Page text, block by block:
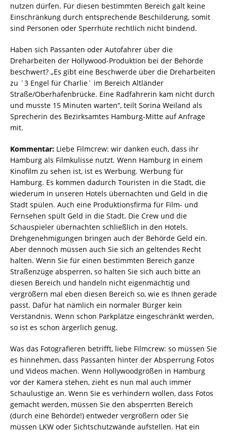
nutzen dürfen. Für diesen bestimmten Bereich galt keine
Einschränkung durch entsprechende Beschilderung, somit
sind Personen oder Sperrhüte rechtlich nicht bindend.
Haben sich Passanten oder Autofahrer über die
Dreharbeiten der Hollywood-Produktion bei der Behörde
beschwert? „Es gibt eine Beschwerde über die Dreharbeiten
zu `3 Engel für Charlie` im Bereich Altländer
Straße/Oberhafenbrücke. Eine Radfahrerin kam nicht durch
und musste 15 Minuten warten“, teilt Sorina Weiland als
Sprecherin des Bezirksamtes Hamburg-Mitte auf Anfrage
mit.
Kommentar: Liebe Filmcrew: wir danken euch, dass ihr
Hamburg als Filmkulisse nutzt. Wenn Hamburg in einem
Kinofilm zu sehen ist, ist es Werbung. Werbung für
Hamburg. Es kommen dadurch Touristen in die Stadt, die
wiederum in unseren Hotels übernachten und Geld in die
Stadt spülen. Auch eine Produktionsfirma für Film- und
Fernsehen spült Geld in die Stadt. Die Crew und die
Schauspieler übernachten schließlich in den Hotels.
Drehgenehmigungen bringen auch der Behörde Geld ein.
Aber dennoch müssen auch Sie sich an geltendes Recht
halten. Wenn Sie für einen bestimmten Bereich ganze
Straßenzüge absperren, so halten Sie sich auch bitte an
diesen Bereich und handeln nicht eigenmächtig und
vergrößern mal eben diesen Bereich so, wie es Ihnen gerade
passt. Dafür hat nämlich ein normaler Bürger kein
Verständnis. Wenn schon Parkplätze eingeschränkt werden,
so ist es schon ärgerlich genug.
Was das Fotografieren betrifft, liebe Filmcrew: so müssen Sie
es hinnehmen, dass Passanten hinter der Absperrung Fotos
und Videos machen. Wenn Hollywoodgrößen in Hamburg
vor der Kamera stehen, zieht es nun mal auch immer
Schaulustige an. Wenn Sie es verhindern wollen, dass Fotos
gemacht werden, müssen Sie den absperrten Bereich
(durch eine Behörde!) entweder vergrößern oder Sie
müssen LKW oder Sichtschutzwände aufstellen. Hat ein